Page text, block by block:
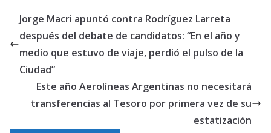
Jorge Macri apuntó contra Rodríguez Larreta
después del debate de candidatos: “En el año y
medio que estuvo de viaje, perdió el pulso de la
Ciudad”
Este año Aerolíneas Argentinas no necesitará
transferencias al Tesoro por primera vez de su
estatización